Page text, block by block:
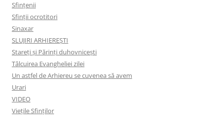
Sfințenii
Sfinții ocrotitori
Sinaxar
SLUJIRI ARHIEREȘTI
Stareți și Părinți duhovnicești
Tâlcuirea Evangheliei zilei
Un astfel de Arhiereu se cuvenea să avem
Urari
VIDEO
Viețile Sfinților